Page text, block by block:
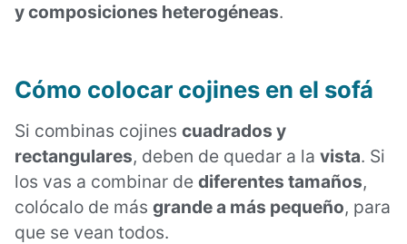
y composiciones heterogéneas.
Cómo colocar cojines en el sofá
Si combinas cojines cuadrados y
rectangulares, deben de quedar a la vista. Si
los vas a combinar de diferentes tamaños,
colócalo de más grande a más pequeño, para
que se vean todos.